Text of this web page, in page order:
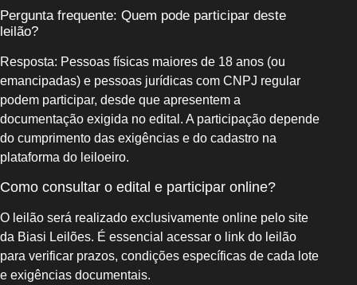
Pergunta frequente: Quem pode participar deste
leilão?
Resposta: Pessoas físicas maiores de 18 anos (ou
emancipadas) e pessoas jurídicas com CNPJ regular
podem participar, desde que apresentem a
documentação exigida no edital. A participação depende
do cumprimento das exigências e do cadastro na
plataforma do leiloeiro.
Como consultar o edital e participar online?
O leilão será realizado exclusivamente online pelo site
da Biasi Leilões. É essencial acessar o link do leilão
para verificar prazos, condições específicas de cada lote
e exigências documentais.